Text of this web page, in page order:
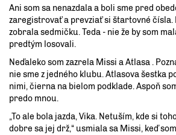
Ani som sa nenazdala a boli sme pred
zaregistrovať a prevziať si štartovné čísla.
zobrala sedmičku. Teda - nie že by som
predtým losovali.
Neďaleko som zazrela Missi a Atlasa .
nie sme z jedného klubu. Atlasova šestka
nimi, čierna na bielom podklade. Aspoň
predo mnou.
„To ale bola jazda, Vika. Netuším, kde si
dobre sa jej drž,“ usmiala sa Missi, keď